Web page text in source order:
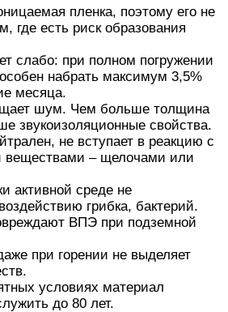
пленка, поэтому его не
где есть риск образования
слабо: при полном погружении
набрать максимум 3,5%
месяца.
шум. Чем больше толщина
звукоизоляционные свойства.
не вступает в реакцию с
веществами – щелочами или
активной среде не
грибка, бактерий.
ВПЭ при подземной
при горении не выделяет
условиях материал
до 80 лет.